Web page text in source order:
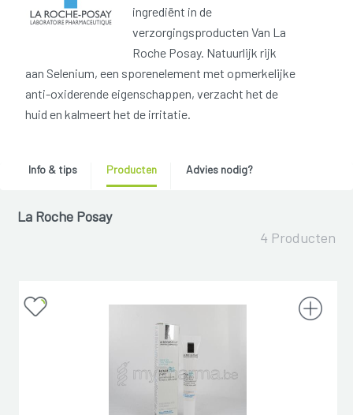
ingrediënt in de
verzorgingsproducten Van La
Roche Posay. Natuurlijk rijk
aan Selenium, een sporenelement met opmerkelijke
anti-oxiderende eigenschappen, verzacht het de
huid en kalmeert het de irritatie.
Info & tips Producten Advies nodig?
La Roche Posay
4 Producten